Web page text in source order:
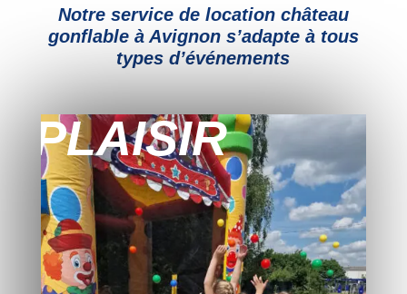
Notre service de location château
gonflable à Avignon s’adapte à tous
types d’événements
PLAISIR